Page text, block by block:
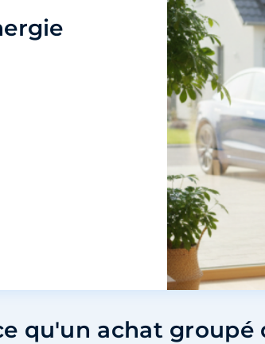
qu'un achat groupé